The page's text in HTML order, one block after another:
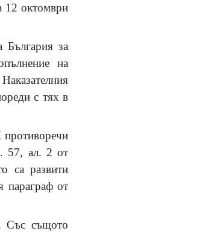
12 октомври
за
на
с тях в
57, ал. 2 от
са развити
параграф от
Със същото